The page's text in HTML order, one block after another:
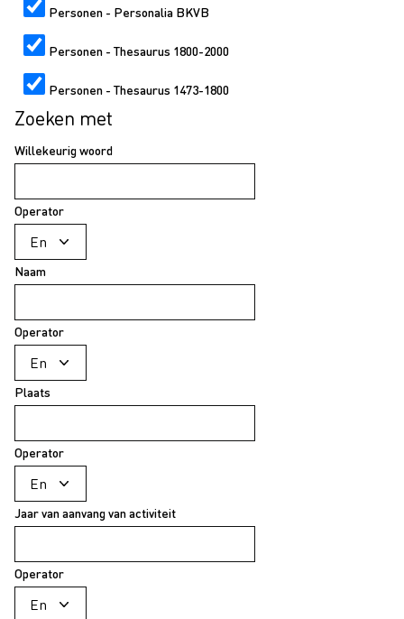
Personen - Personalia BKVB
Personen - Thesaurus 1800-2000
Personen - Thesaurus 1473-1800
Zoeken met
Willekeurig woord
Operator
Naam
Operator
Plaats
Operator
Jaar van aanvang van activiteit
Operator